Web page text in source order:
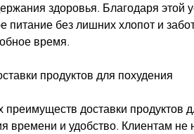
здоровья. Благодаря этой
питание без лишних хлопот и
время.
продуктов для похудения
доставки продуктов
времени и удобство. Клиентам не